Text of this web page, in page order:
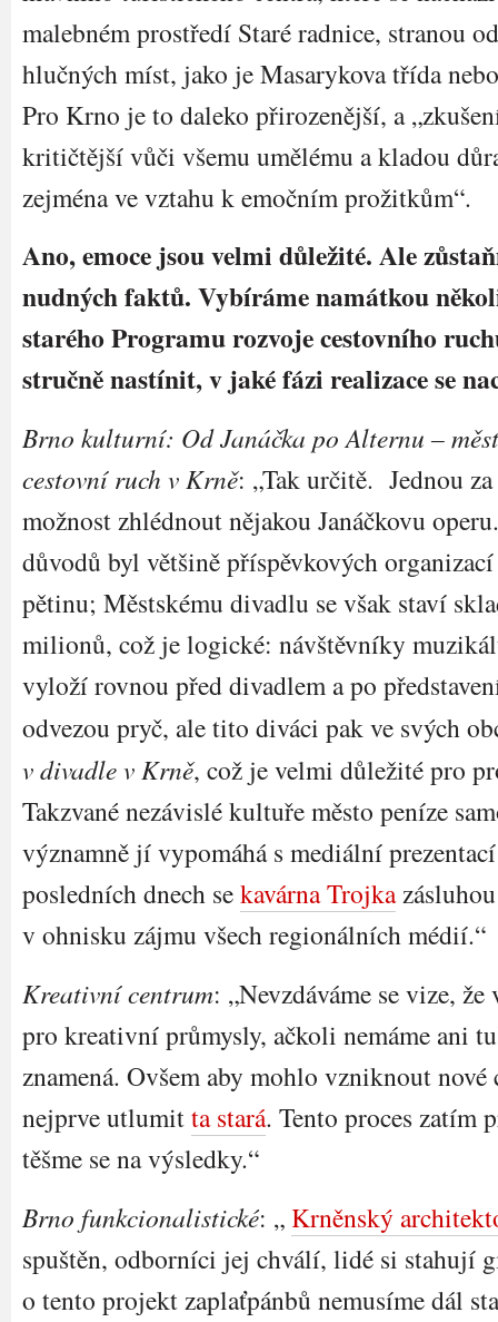
malebném prostředí Staré radnice, stranou
hlučných míst, jako je Masarykova třída
Pro Krno je to daleko přirozenější, a
kritičtější vůči všemu umělému a kladou
zejména ve vztahu k emočním prožitkům“.
Ano, emoce jsou velmi důležité. Ale
nudných faktů. Vybíráme namátkou
starého Programu rozvoje cestovního
stručně nastínit, v jaké fázi realizace se
Brno kulturní: Od Janáčka po Alternu –
cestovní ruch v Krně: „Tak určitě. Jednou
možnost zhlédnout nějakou Janáčkovu
důvodů byl většině příspěvkových
pětinu; Městskému divadlu se však staví
milionů, což je logické: návštěvníky
vyloží rovnou před divadlem a po
odvezou pryč, ale tito diváci pak ve svých
v divadle v Krně, což je velmi důležité pro
Takzvané nezávislé kultuře město peníze
významně jí vypomáhá s mediální
posledních dnech sekavárna Trojka
v ohnisku zájmu všech regionálních médií.“
Kreativní centrum: „Nevzdáváme se vize,
pro kreativní průmysly, ačkoli nemáme ani
znamená. Ovšem aby mohlo vzniknout nové
nejprve utlumitta stará. Tento proces zatím
těšme se na výsledky.“
Brno funkcionalistické: „Krněnský
spuštěn, odborníci jej chválí, lidé si stahují
o tento projekt zaplaťpánbů nemusíme dál